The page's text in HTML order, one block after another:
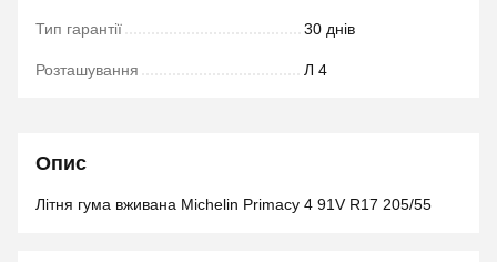
Тип гарантії 30 днів
Розташування Л 4
Опис
Літня гума вживана Michelin Primacy 4 91V R17 205/55